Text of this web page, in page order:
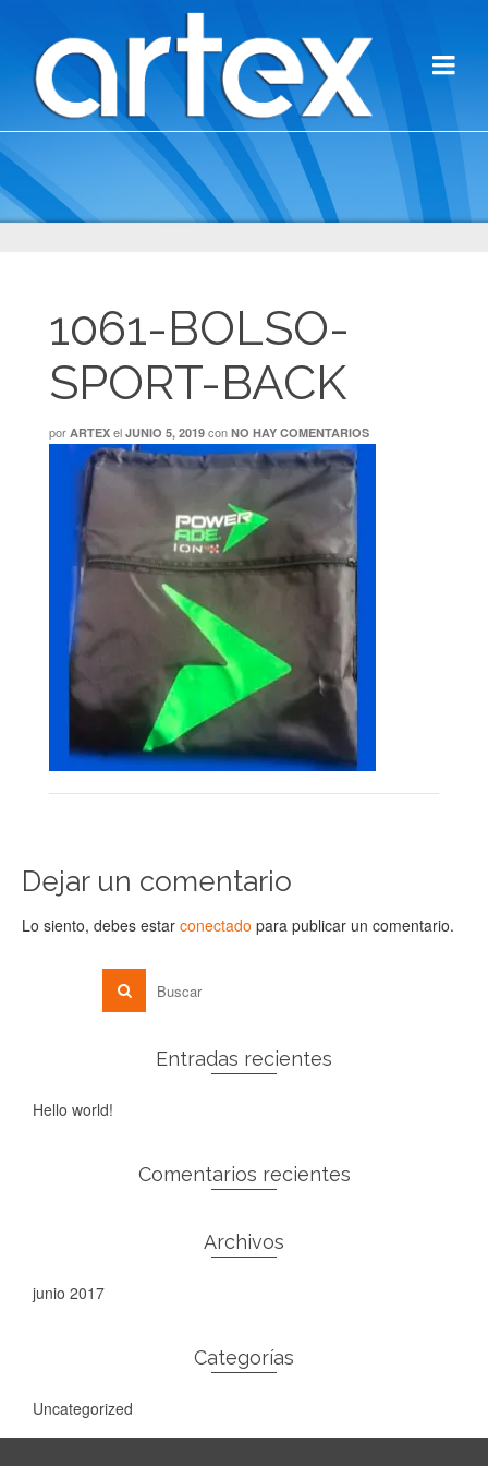
1061-BOLSO-
SPORT-BACK
por ARTEX el JUNIO 5, 2019 con NO HAY COMENTARIOS
Dejar un comentario
Lo siento, debes estar conectado para publicar un comentario.
Entradas recientes
Hello world!
Comentarios recientes
Archivos
junio 2017
Categorías
Uncategorized